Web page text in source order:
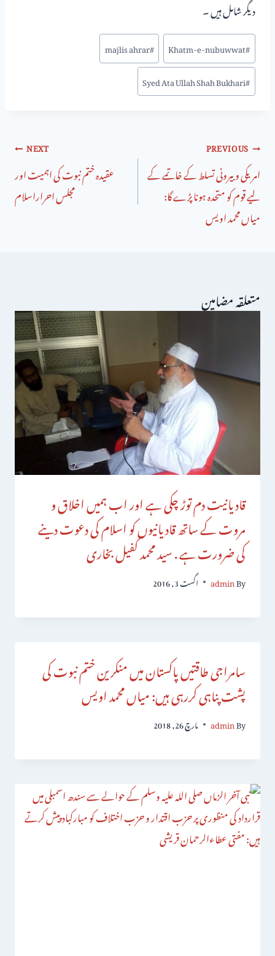
دیگر شامل ہیں ۔
#
Khatm-e-nubuwwat
#
majlis ahrar
#
Syed Ata Ullah Shah Bukhari
PREVIOUS
امریکی و بیرونی تسلط کے خاتمے کے
لیے قوم کو متحدہ ہونا پڑے گا:
میاں محمد اویس
NEXT
عقیدہ ختم نبوت کی اہمیت اور
مجلس احراراسلام
متعلقہ مضامین
قادیانیت دم توڑ چکی ہے اور اب ہمیں اخلاق و
مروت کے ساتھ قادیانیوں کو اسلام کی دعوت دینے
کی ضرورت ہے . سید محمد کفیل بخاری
By
admin اگست 3, 2016
سامراجی طاقتیں پاکستان میں منکرین ختم نبوت کی
پشت پناہی کررہی ہیں: میاں محمد اویس
By
admin مارچ 26, 2018